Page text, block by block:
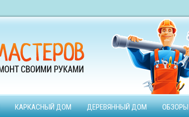
КАРКАСНЫЙ ДОМ ДЕРЕВЯННЫЙ ДОМ ОБЗОРЫ